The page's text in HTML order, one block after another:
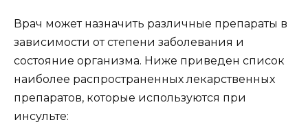
Врач может назначить различные препараты в
зависимости от степени заболевания и
состояние организма. Ниже приведен список
наиболее распространенных лекарственных
препаратов, которые используются при
инсульте: